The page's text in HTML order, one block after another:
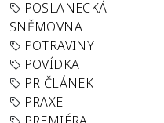
POSLANECKÁ
SNĚMOVNA
POTRAVINY
POVÍDKA
PR ČLÁNEK
PRAXE